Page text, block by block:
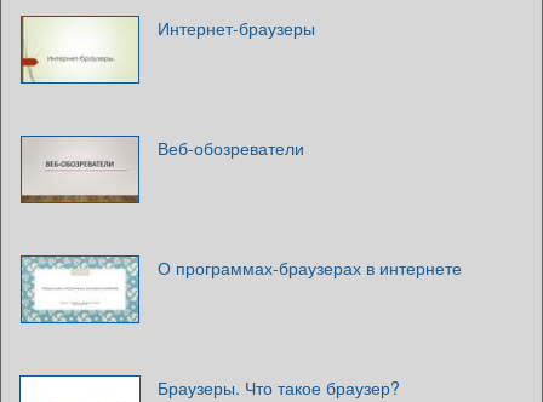
Интернет-браузеры
Веб-обозреватели
О программах-браузерах в интернете
Браузеры. Что такое браузер?